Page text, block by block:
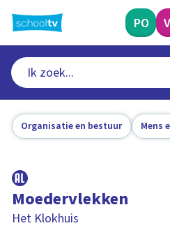
naar
hoofdinhoud
PO
Organisatie en bestuur Mens
Moedervlekken
Het Klokhuis